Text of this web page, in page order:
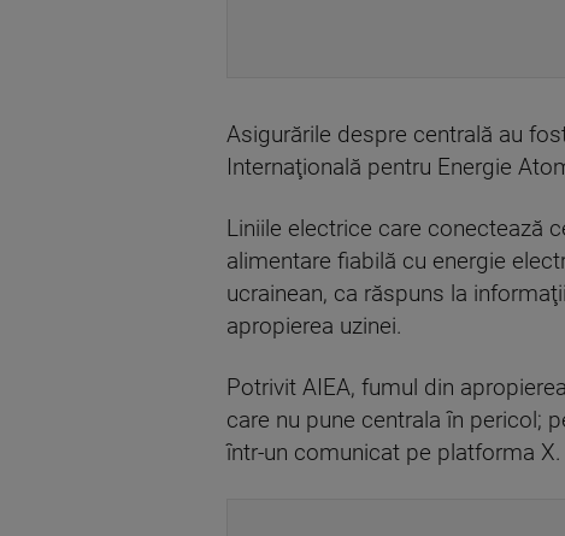
Asigurările despre centrală au
Internaţională pentru Energie
Liniile electrice care conectează
alimentare fiabilă cu energie
ucrainean, ca răspuns la
apropierea uzinei.
Potrivit AIEA, fumul din apropierea
care nu pune centrala în pericol;
într-un comunicat pe platforma X.